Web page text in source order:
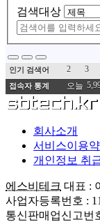
검색대상
인기 검색어 2 3
접속자 통계 오늘
회사소개
서비스이용
개인정보 취
에스비테크 대표 :
사업자등록번호 :
통신판매업신고번